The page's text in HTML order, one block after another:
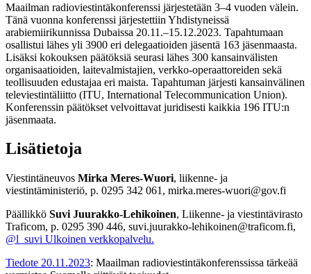
Maailman radioviestintäkonferenssi järjestetään 3–4 vuoden välein.
Tänä vuonna konferenssi järjestettiin Yhdistyneissä
arabiemiirikunnissa Dubaissa 20.11.–15.12.2023. Tapahtumaan
osallistui lähes yli 3900 eri delegaatioiden jäsentä 163 jäsenmaasta.
Lisäksi kokouksen päätöksiä seurasi lähes 300 kansainvälisten
organisaatioiden, laitevalmistajien, verkko-operaattoreiden sekä
teollisuuden edustajaa eri maista. Tapahtuman järjesti kansainvälinen
televiestintäliitto (ITU, International Telecommunication Union).
Konferenssin päätökset velvoittavat juridisesti kaikkia 196 ITU:n
jäsenmaata.
Lisätietoja
Viestintäneuvos Mirka Meres-Wuori, liikenne- ja
viestintäministeriö, p. 0295 342 061, mirka.meres-wuori@gov.fi
Päällikkö Suvi Juurakko-Lehikoinen, Liikenne- ja viestintävirasto
Traficom, p. 0295 390 446, suvi.juurakko-lehikoinen@traficom.fi,
@l_suvi Ulkoinen verkkopalvelu.
Tiedote 20.11.2023: Maailman radioviestintäkonferenssissa tärkeää